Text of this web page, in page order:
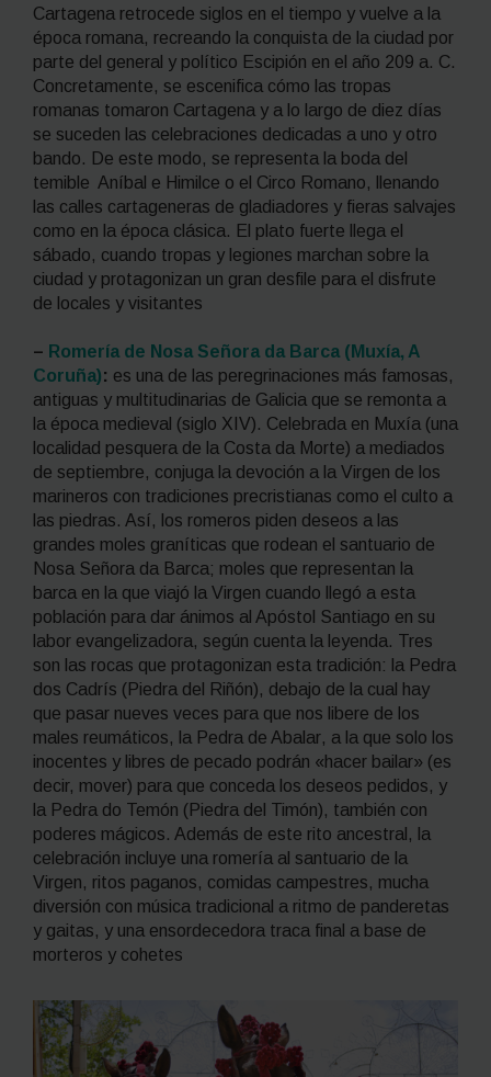
Cartagena retrocede siglos en el tiempo y vuelve a la
época romana, recreando la conquista de la ciudad por
parte del general y político Escipión en el año 209 a. C.
Concretamente, se escenifica cómo las tropas
romanas tomaron Cartagena y a lo largo de diez días
se suceden las celebraciones dedicadas a uno y otro
bando. De este modo, se representa la boda del
temible Aníbal e Himilce o el Circo Romano, llenando
las calles cartageneras de gladiadores y fieras salvajes
como en la época clásica. El plato fuerte llega el
sábado, cuando tropas y legiones marchan sobre la
ciudad y protagonizan un gran desfile para el disfrute
de locales y visitantes
– Romería de Nosa Señora da Barca (Muxía, A
Coruña): es una de las peregrinaciones más famosas,
antiguas y multitudinarias de Galicia que se remonta a
la época medieval (siglo XIV). Celebrada en Muxía (una
localidad pesquera de la Costa da Morte) a mediados
de septiembre, conjuga la devoción a la Virgen de los
marineros con tradiciones precristianas como el culto a
las piedras. Así, los romeros piden deseos a las
grandes moles graníticas que rodean el santuario de
Nosa Señora da Barca; moles que representan la
barca en la que viajó la Virgen cuando llegó a esta
población para dar ánimos al Apóstol Santiago en su
labor evangelizadora, según cuenta la leyenda. Tres
son las rocas que protagonizan esta tradición: la Pedra
dos Cadrís (Piedra del Riñón), debajo de la cual hay
que pasar nueves veces para que nos libere de los
males reumáticos, la Pedra de Abalar, a la que solo los
inocentes y libres de pecado podrán «hacer bailar» (es
decir, mover) para que conceda los deseos pedidos, y
la Pedra do Temón (Piedra del Timón), también con
poderes mágicos. Además de este rito ancestral, la
celebración incluye una romería al santuario de la
Virgen, ritos paganos, comidas campestres, mucha
diversión con música tradicional a ritmo de panderetas
y gaitas, y una ensordecedora traca final a base de
morteros y cohetes